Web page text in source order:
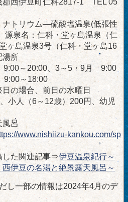
トリウム―硫酸塩温泉(低張性
泉名：仁科・堂ヶ島温泉（仁
ヶ島温泉3号（仁科・堂ヶ島16
所
～20:00、3～5・9月 9:00
～18:00
の場合、前日の水曜日
小人（6～12歳）200円、幼児
呂
www.nishiizu-kankou.com/sp
した関連記事⇒伊豆温泉紀行～
伊豆の名湯と絶景露天風呂～
し一部の情報は2024年4月のデ